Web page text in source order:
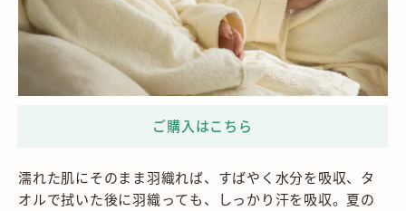
濡れた肌にそのまま羽織れば、すばやく水分を吸収、タ
オルで拭いた後に羽織っても、しっかり汗を吸収。夏の